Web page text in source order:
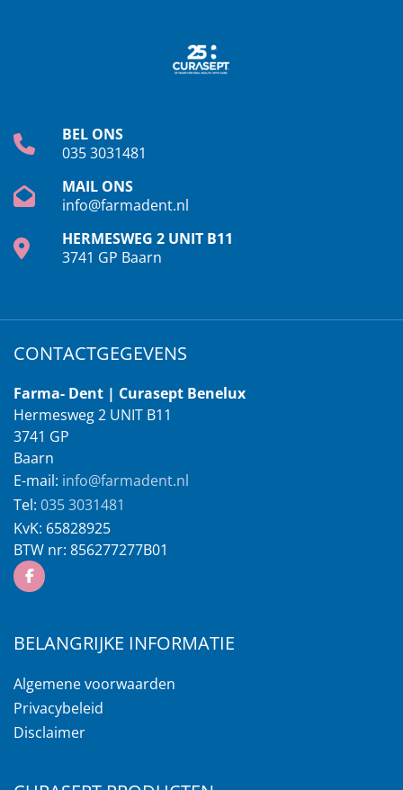
BEL ONS
035 3031481
MAIL ONS
info@farmadent.nl
HERMESWEG 2 UNIT B11
3741 GP Baarn
CONTACTGEGEVENS
Farma- Dent | Curasept Benelux
Hermesweg 2 UNIT B11
3741 GP
Baarn
E-mail: info@farmadent.nl
Tel: 035 3031481
KvK: 65828925
BTW nr: 856277277B01
BELANGRIJKE INFORMATIE
Algemene voorwaarden
Privacybeleid
Disclaimer